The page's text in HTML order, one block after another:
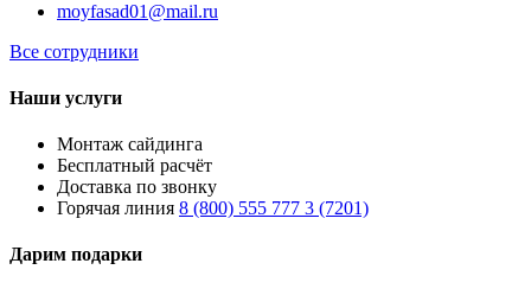
moyfasad01@mail.ru
Все сотрудники
Наши услуги
Монтаж сайдинга
Бесплатный расчёт
Доставка по звонку
Горячая линия 8 (800) 555 777 3 (7201)
Дарим подарки